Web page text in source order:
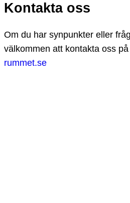
Kontakta oss
Om du har synpunkter eller
välkommen att kontakta oss
rummet.se